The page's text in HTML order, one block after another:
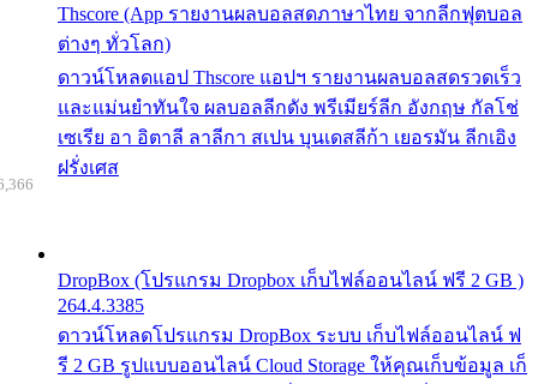
Thscore (App รายงานผลบอลสดภาษาไทย จากลีกฟุตบอล
ต่างๆ ทั่วโลก)
ดาวน์โหลดแอป Thscore แอปฯ รายงานผลบอลสดรวดเร็ว
และแม่นยำทันใจ ผลบอลลีกดัง พรีเมียร์ลีก อังกฤษ กัลโช่
เซเรีย อา อิตาลี ลาลีกา สเปน บุนเดสลีก้า เยอรมัน ลีกเอิง
ฝรั่งเศส
DropBox (โปรแกรม Dropbox เก็บไฟล์ออนไลน์ ฟรี 2 GB )
264.4.3385
ดาวน์โหลดโปรแกรม DropBox ระบบ เก็บไฟล์ออนไลน์ ฟ
รี 2 GB รูปแบบออนไลน์ Cloud Storage ให้คุณเก็บข้อมูล เก็